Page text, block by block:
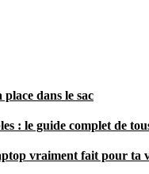
dans le sac
: le guide complet de
vraiment fait pour ta